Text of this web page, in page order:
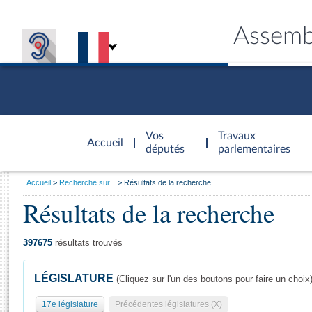
Accueil
d'accueil
Vos
députés
Travaux
parlementaires
Général
Vous
Accueil Recherche sur... Résultats de la recherche
Résultats de la recherche
397675 résultats trouvés
LÉGISLATURE (Cliquez sur l'un des boutons pour faire un choix)
17e législature Précédentes législatures (X)